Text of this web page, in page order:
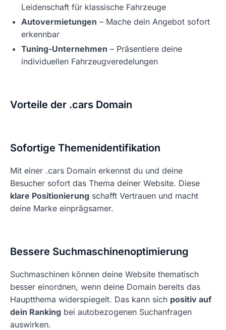
Leidenschaft für klassische Fahrzeuge
Autovermietungen – Mache dein Angebot sofort
erkennbar
Tuning-Unternehmen – Präsentiere deine
individuellen Fahrzeugveredelungen
Vorteile der .cars Domain
Sofortige Themenidentifikation
Mit einer .cars Domain erkennst du und deine
Besucher sofort das Thema deiner Website. Diese
klare Positionierung schafft Vertrauen und macht
deine Marke einprägsamer.
Bessere Suchmaschinenoptimierung
Suchmaschinen können deine Website thematisch
besser einordnen, wenn deine Domain bereits das
Hauptthema widerspiegelt. Das kann sich positiv auf
dein Ranking bei autobezogenen Suchanfragen
auswirken.